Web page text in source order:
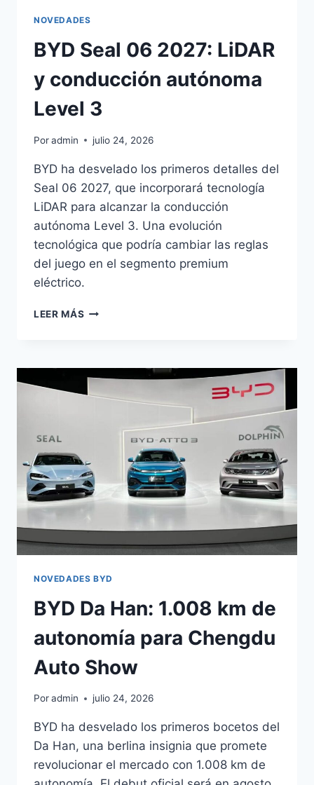
NOVEDADES
BYD Seal 06 2027: LiDAR
y conducción autónoma
Level 3
Poradmin julio 24, 2026
BYD ha desvelado los primeros detalles del
Seal 06 2027, que incorporará tecnología
LiDAR para alcanzar la conducción
autónoma Level 3. Una evolución
tecnológica que podría cambiar las reglas
del juego en el segmento premium
eléctrico.
LEER MÁS BYD
LIDAR
Y
CONDUCCIÓN
NOVEDADES BYD
BYD Da Han: 1.008 km de
autonomía para Chengdu
Auto Show
Poradmin julio 24, 2026
BYD ha desvelado los primeros bocetos del
Da Han, una berlina insignia que promete
revolucionar el mercado con 1.008 km de